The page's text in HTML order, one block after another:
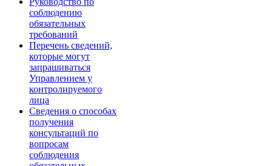
соблюдению
обязательных
требований
Перечень сведений,
которые могут
запрашиваться
Управлением у
контролируемого
лица
Сведения о способах
получения
консультаций по
вопросам
соблюдения